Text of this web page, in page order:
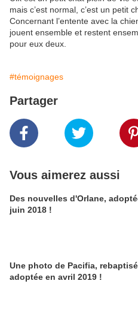
mais c’est normal, c’est un petit
Concernant l’entente avec la
jouent ensemble et restent
pour eux deux.
#témoignages
Partager
Vous aimerez aussi
Des nouvelles d'Orlane,
juin 2018 !
Une photo de Pacifia,
adoptée en avril 2019 !